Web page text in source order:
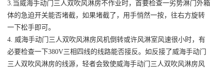
3.当威海手动门三人双吹风淋房不作业时，首要检查一劣势淋门外箱
体的急迫开关能否堵截，如果堵截了，用手悄然一按，往右方旋转
一下松手即可。
4. 威海手动门三人双吹风淋房风机倒转或许风淋室风速很小时，有
必要检查一下380V三相四线的线路能否接反。如反接了威海手动门
三人双吹风淋房的线源，轻者会致使威海手动门三人双吹风淋房风